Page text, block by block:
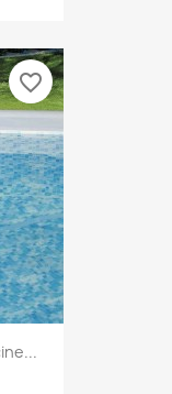
favorite_border